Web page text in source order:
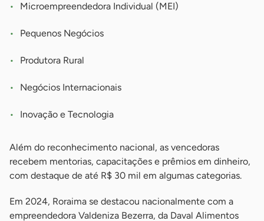
Microempreendedora Individual (MEI)
Pequenos Negócios
Produtora Rural
Negócios Internacionais
Inovação e Tecnologia
Além do reconhecimento nacional, as vencedoras
recebem mentorias, capacitações e prêmios em dinheiro,
com destaque de até R$ 30 mil em algumas categorias.
Em 2024, Roraima se destacou nacionalmente com a
empreendedora Valdeniza Bezerra, da Daval Alimentos